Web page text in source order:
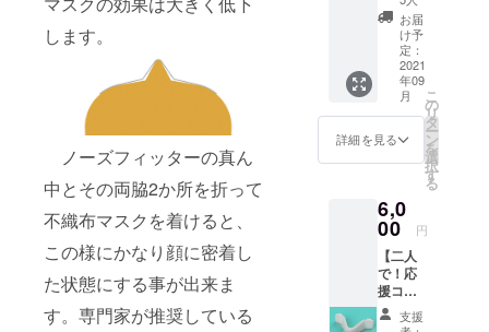
します。
ノーズフィッターの真ん
中とその両脇2か所を折って
不織布マスクを着けると、
この様にかなり顔に密着し
た状態にする事が出来ま
す。専門家が推奨している
キッチリ造
る」と言う
仕事よりも
「やりたい
ことは何と
なく決まっ
現のために
どんなモノ
が必要かは
まだ分から
ない・・・
という段階
です。
金型
による
成型品
と機能
は同等
です。
造形品
＋成型
品＋御
礼メー
ル）】
①製品
仕様の
３Dプリ
ント造
形品
御礼
メール
デザ
インは
成型品
と同じ
で３Dプ
リント
お届
け予
定：
2021
年09
月
詳細を見る
こ
の
リ
タ
ー
ン
を
選
択
す
る
6,0
00 円
【二人
で！応
援コー
ス（３D
プリン
支援